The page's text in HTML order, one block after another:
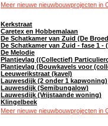
Meer nieuwe nieuwbouwprojecten in
Kerkstraat
Caretex en Hobbemalaan
De Schatkamer van Zuid (De
De Schatkamer van Zuid - fase 1 -
De Melodie
Plantjevlag ((Collectief)
Plantjevlag (Bouwkavels voor
Leeuwerikstraat (kavel)
Lauwesdijk (2 onder 1 kapwoning)
Lauwesdijk (Semibungalow)
Lauwesdijk (Vrijstaande woning)
Klingelbeek
Meer nieuwe nieuwbouwprojecten in